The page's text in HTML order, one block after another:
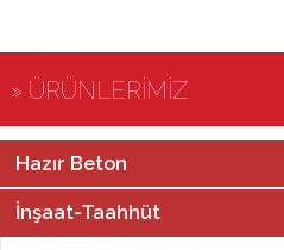
» ÜRÜNLERİMİZ
Hazır Beton
İnşaat-Taahhüt